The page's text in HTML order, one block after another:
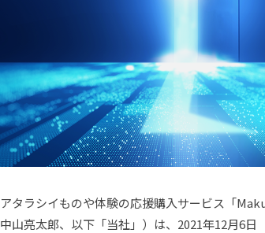
アタラシイものや体験の応援購入サービス「
中山亮太郎、以下「当社」）は、2021年12月6